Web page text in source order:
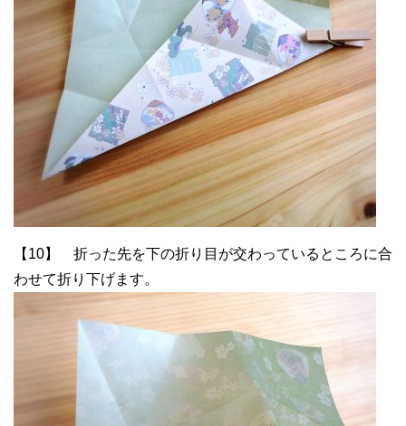
【10】 折った先を下の折り目が交わっているところに合
わせて折り下げます。